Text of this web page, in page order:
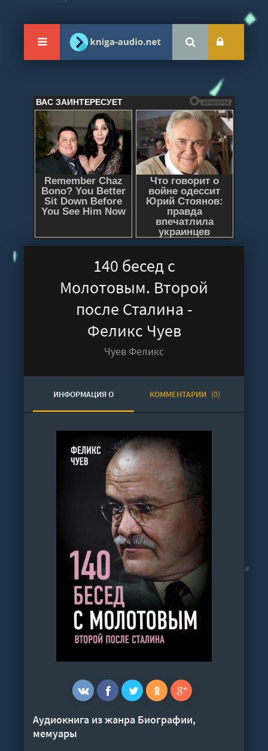
140 бесед с
Молотовым. Второй
после Сталина -
Феликс Чуев
Чуев Феликс
ИНФОРМАЦИЯ О
АУДИОКНИГЕ
КОММЕНТАРИИ (0)
Аудиокнига из жанра Биографии,
мемуары